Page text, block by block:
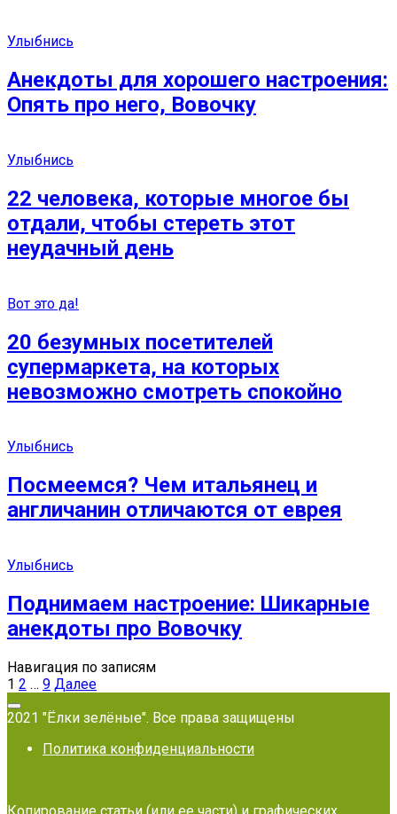
Улыбнись
Анекдоты для хорошего настроения:
Опять про него, Вовочку
Улыбнись
22 человека, которые многое бы
отдали, чтобы стереть этот
неудачный день
Вот это да!
20 безумных посетителей
супермаркета, на которых
невозможно смотреть спокойно
Улыбнись
Посмеемся? Чем итальянец и
англичанин отличаются от еврея
Улыбнись
Поднимаем настроение: Шикарные
анекдоты про Вовочку
Навигация по записям
1 2 … 9 Далее
2021 "Ёлки зелёные". Все права защищены
Политика конфиденциальности